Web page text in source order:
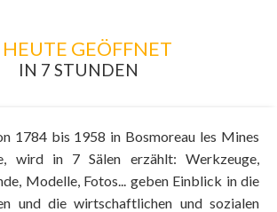
HEUTE GEÖFFNET
IN 7 STUNDEN
1784 bis 1958 in Bosmoreau les Mines
wird in 7 Sälen erzählt: Werkzeuge,
Modelle, Fotos... geben Einblick in die
und die wirtschaftlichen und sozialen